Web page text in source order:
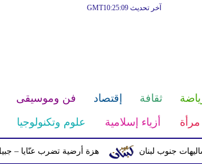
آخر تحديث GMT10:25:09
ثقافة إقتصاد فن وموسيقى
مرأة أزياء إسلامية علوم وتكنولوجيا
هزة أرضية تضرب عنّايا – جبيل بقوّة 2.8 درجات على مقياس ريختر لبنان